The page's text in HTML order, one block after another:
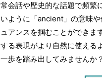
常会話や歴史的な話題で頻繁
いように「ancient」の意味
ュアンスを掴むことができま
する表現がより自然に使える
一歩を踏み出してみませんか？